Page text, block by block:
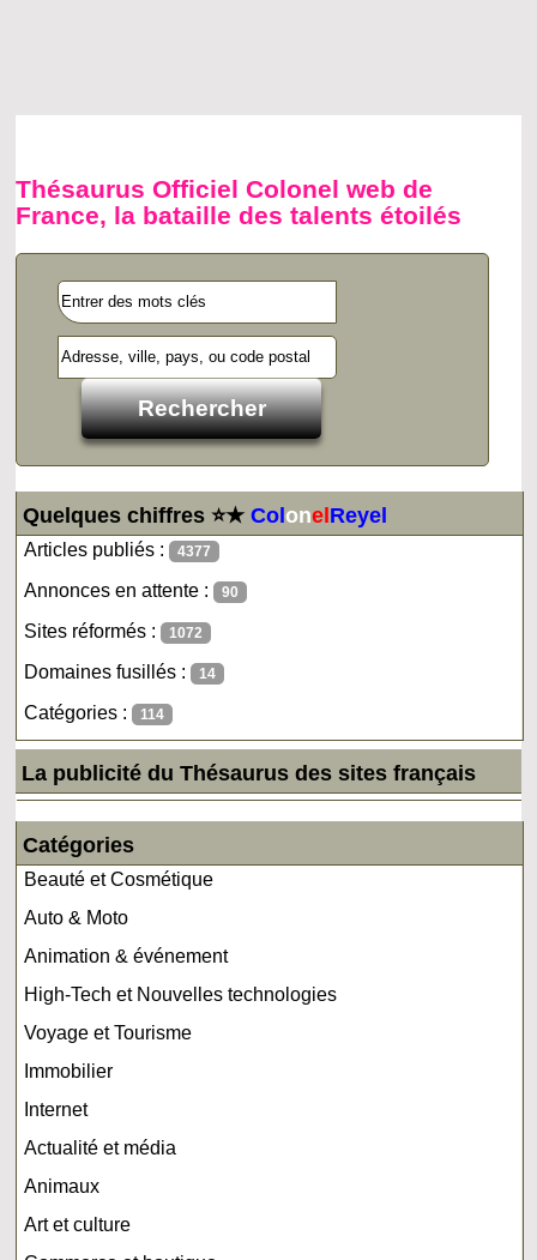
Thésaurus Officiel Colonel web de
France, la bataille des talents étoilés
Quelques chiffres ⭐★ColonelReyel
Articles publiés : 4377
Annonces en attente : 90
Sites réformés : 1072
Domaines fusillés : 14
Catégories : 114
La publicité du Thésaurus des sites français
Catégories
Beauté et Cosmétique
Auto & Moto
Animation & événement
High-Tech et Nouvelles technologies
Voyage et Tourisme
Immobilier
Internet
Actualité et média
Animaux
Art et culture